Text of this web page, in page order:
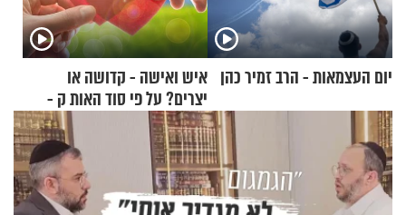
יום העצמאות - הרב זמיר כהן איש ואישה - קדושה או
יצרים? על פי סוד האות ק -
הרב זמיר כהן